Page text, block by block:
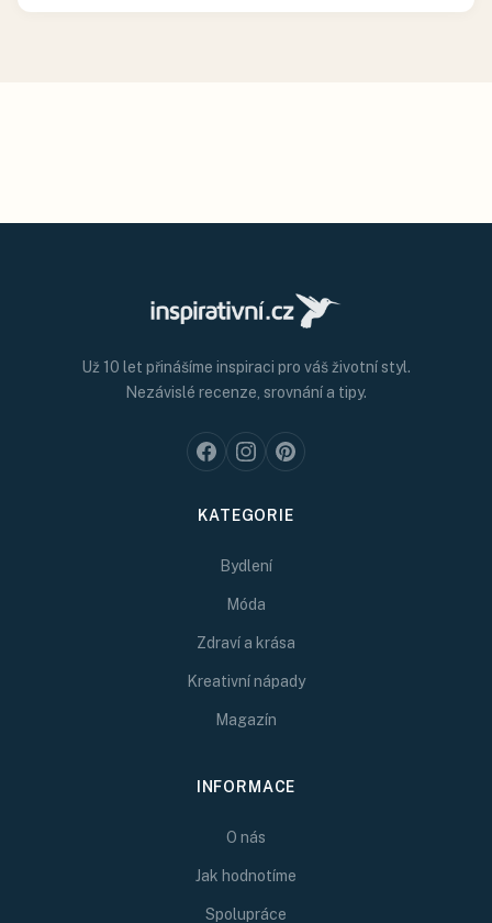
Už 10 let přinášíme inspiraci pro váš životní styl.
Nezávislé recenze, srovnání a tipy.
KATEGORIE
Bydlení
Móda
Zdraví a krása
Kreativní nápady
Magazín
INFORMACE
O nás
Jak hodnotíme
Spolupráce